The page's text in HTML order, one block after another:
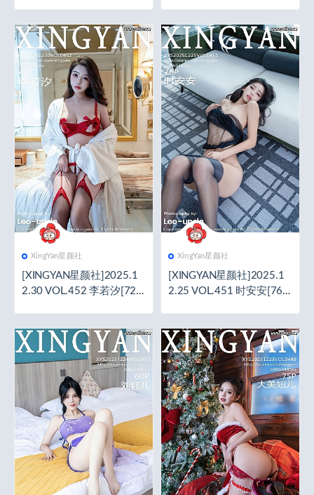
XingYan星颜社
[XINGYAN星颜社]2025.1
2.30 VOL.452 李若汐[72+
XingYan星颜社
[XINGYAN星颜社]2025.1
2.25 VOL.451 时安安[76+